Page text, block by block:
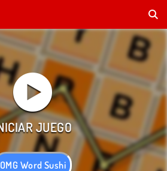
OMG Word Sushi